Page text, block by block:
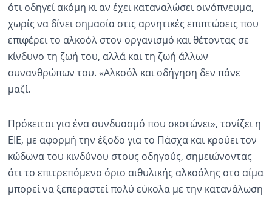
Εκπομπές
Πολιτισμός
ότι οδηγεί ακόμη κι αν έχει καταναλώσει οινόπνευμα,
χωρίς να δίνει σημασία στις αρνητικές επιπτώσεις που
επιφέρει το αλκοόλ στον οργανισμό και θέτοντας σε
κίνδυνο τη ζωή του, αλλά και τη ζωή άλλων
συνανθρώπων του. «Αλκοόλ και οδήγηση δεν πάνε
μαζί.
Πρόκειται για ένα συνδυασμό που σκοτώνει», τονίζει η
ΕΙΕ, με αφορμή την έξοδο για το Πάσχα και κρούει τον
κώδωνα του κινδύνου στους οδηγούς, σημειώνοντας
ότι το επιτρεπόμενο όριο αιθυλικής αλκοόλης στο αίμα
μπορεί να ξεπεραστεί πολύ εύκολα με την κατανάλωση